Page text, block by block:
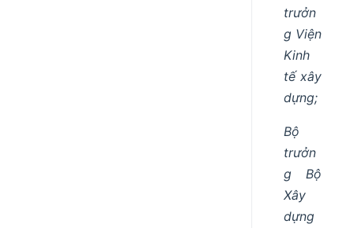
trưởn
g Viện
Kinh
tế xây
dựng;
Bộ
trưởn
g Bộ
Xây
dựng